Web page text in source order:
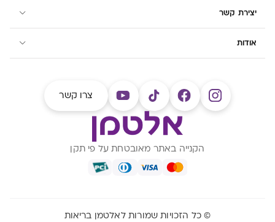
יצירת קשר
אודות
צרו קשר
הקנייה באתר מאובטחת על פי תקן
© כל הזכויות שמורות לאלטמן בריאות